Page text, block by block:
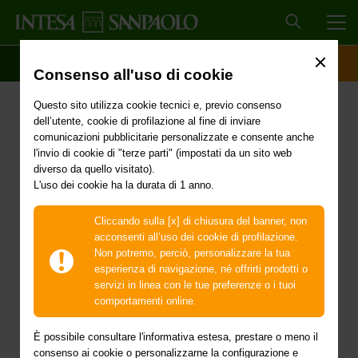
Consenso all'uso di cookie
Questo sito utilizza cookie tecnici e, previo consenso
dell’utente, cookie di profilazione al fine di inviare
comunicazioni pubblicitarie personalizzate e consente anche
l'invio di cookie di "terze parti" (impostati da un sito web
diverso da quello visitato).
L'uso dei cookie ha la durata di 1 anno.
Cliccando sulla [x] di chiusura del banner, non
acconsenti all’uso dei cookie di profilazione.
Non potremo, perciò, personalizzare la tua
esperienza di navigazione, né offrirti prodotti o
servizi in linea con le tue preferenze o i tuoi
comportamenti online.
È possibile consultare l'informativa estesa, prestare o meno il
consenso ai cookie o personalizzarne la configurazione e
Bonus Intesa Sanpaolo
Life
che,
, sottoscriveranno un nuovo contratto o
effettueranno un versamento aggiuntivo su:
Prospettiva Sostenibile
Doppio CentroInsurance
ValoreProInsurance